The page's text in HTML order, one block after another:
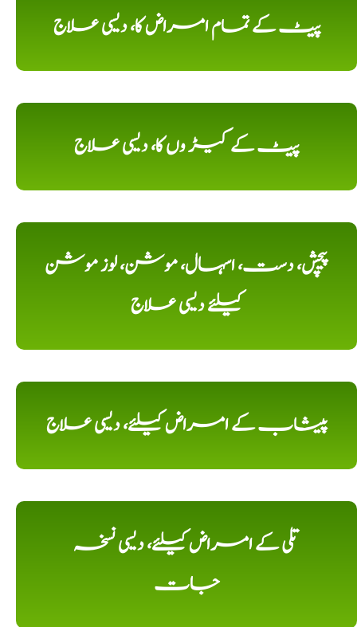
پیٹ کے تمام امراض کا، دیسی علاج
پیٹ کے کیڑ وں کا، دیسی علاج
پیچش، دست، اسہال، موشن، لوز موشن
کیلئے دیسی علاج
پیشاب کے امراض کیلئے، دیسی علاج
تلی کے امراض کیلئے، دیسی نسخہ
جات